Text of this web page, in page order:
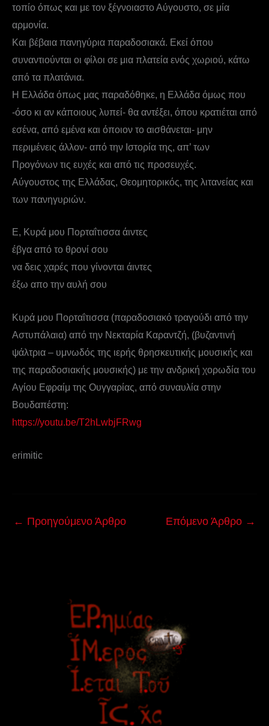
τοπίο όπως και με τον ξέγνοιαστο Αύγουστο, σε μία
αρμονία.
Και βέβαια πανηγύρια παραδοσιακά. Εκεί όπου
συναντιούνται οι φίλοι σε μια πλατεία ενός χωριού, κάτω
από τα πλατάνια.
Η Ελλάδα όπως μας παραδόθηκε, η Ελλάδα όμως που
-όσο κι αν κάποιους λυπεί- θα αντέξει, όπου κρατιέται από
εσένα, από εμένα και όποιον το αισθάνεται- μην
περιμένεις άλλον- από την Ιστορία της, απ’ των
Προγόνων τις ευχές και από τις προσευχές.
Αύγουστος της Ελλάδας, Θεομητορικός, της λιτανείας και
των πανηγυριών.
Ε, Κυρά μου Πορταΐτισσα άιντες
έβγα από το θρονί σου
να δεις χαρές που γίνονται άιντες
έξω απο την αυλή σου
Κυρά μου Πορταΐτισσα (παραδοσιακό τραγούδι από την
Αστυπάλαια) από την Νεκταρία Καραντζή, (βυζαντινή
ψάλτρια – υμνωδός της ιερής θρησκευτικής μουσικής και
της παραδοσιακής μουσικής) με την ανδρική χορωδία του
Αγίου Εφραίμ της Ουγγαρίας, από συναυλία στην
Βουδαπέστη:
https://youtu.be/T2hLwbjFRwg
erimitic
← Προηγούμενο Άρθρο Επόμενο Άρθρο →